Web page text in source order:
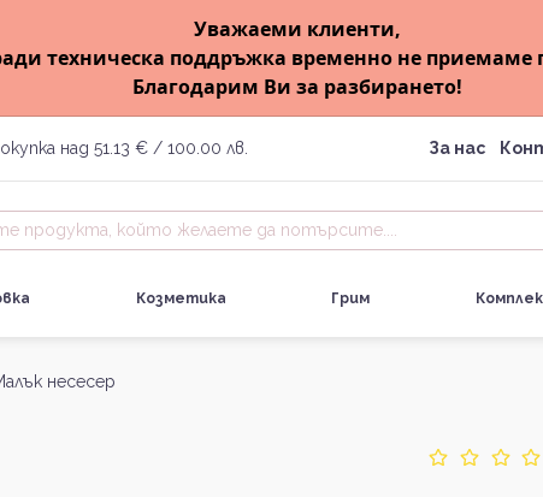
Уважаеми клиенти,
техническа поддръжка временно не приемаме
Благодарим Ви за разбирането!
над 51.13 € / 100.00 лв. За нас
Козметика Грим
несесер